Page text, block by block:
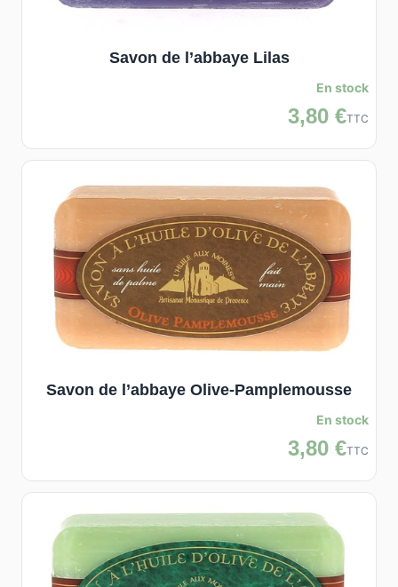
Savon de l’abbaye Lilas
En stock
3,80 €TTC
Savon de l’abbaye Olive-Pamplemousse
En stock
3,80 €TTC